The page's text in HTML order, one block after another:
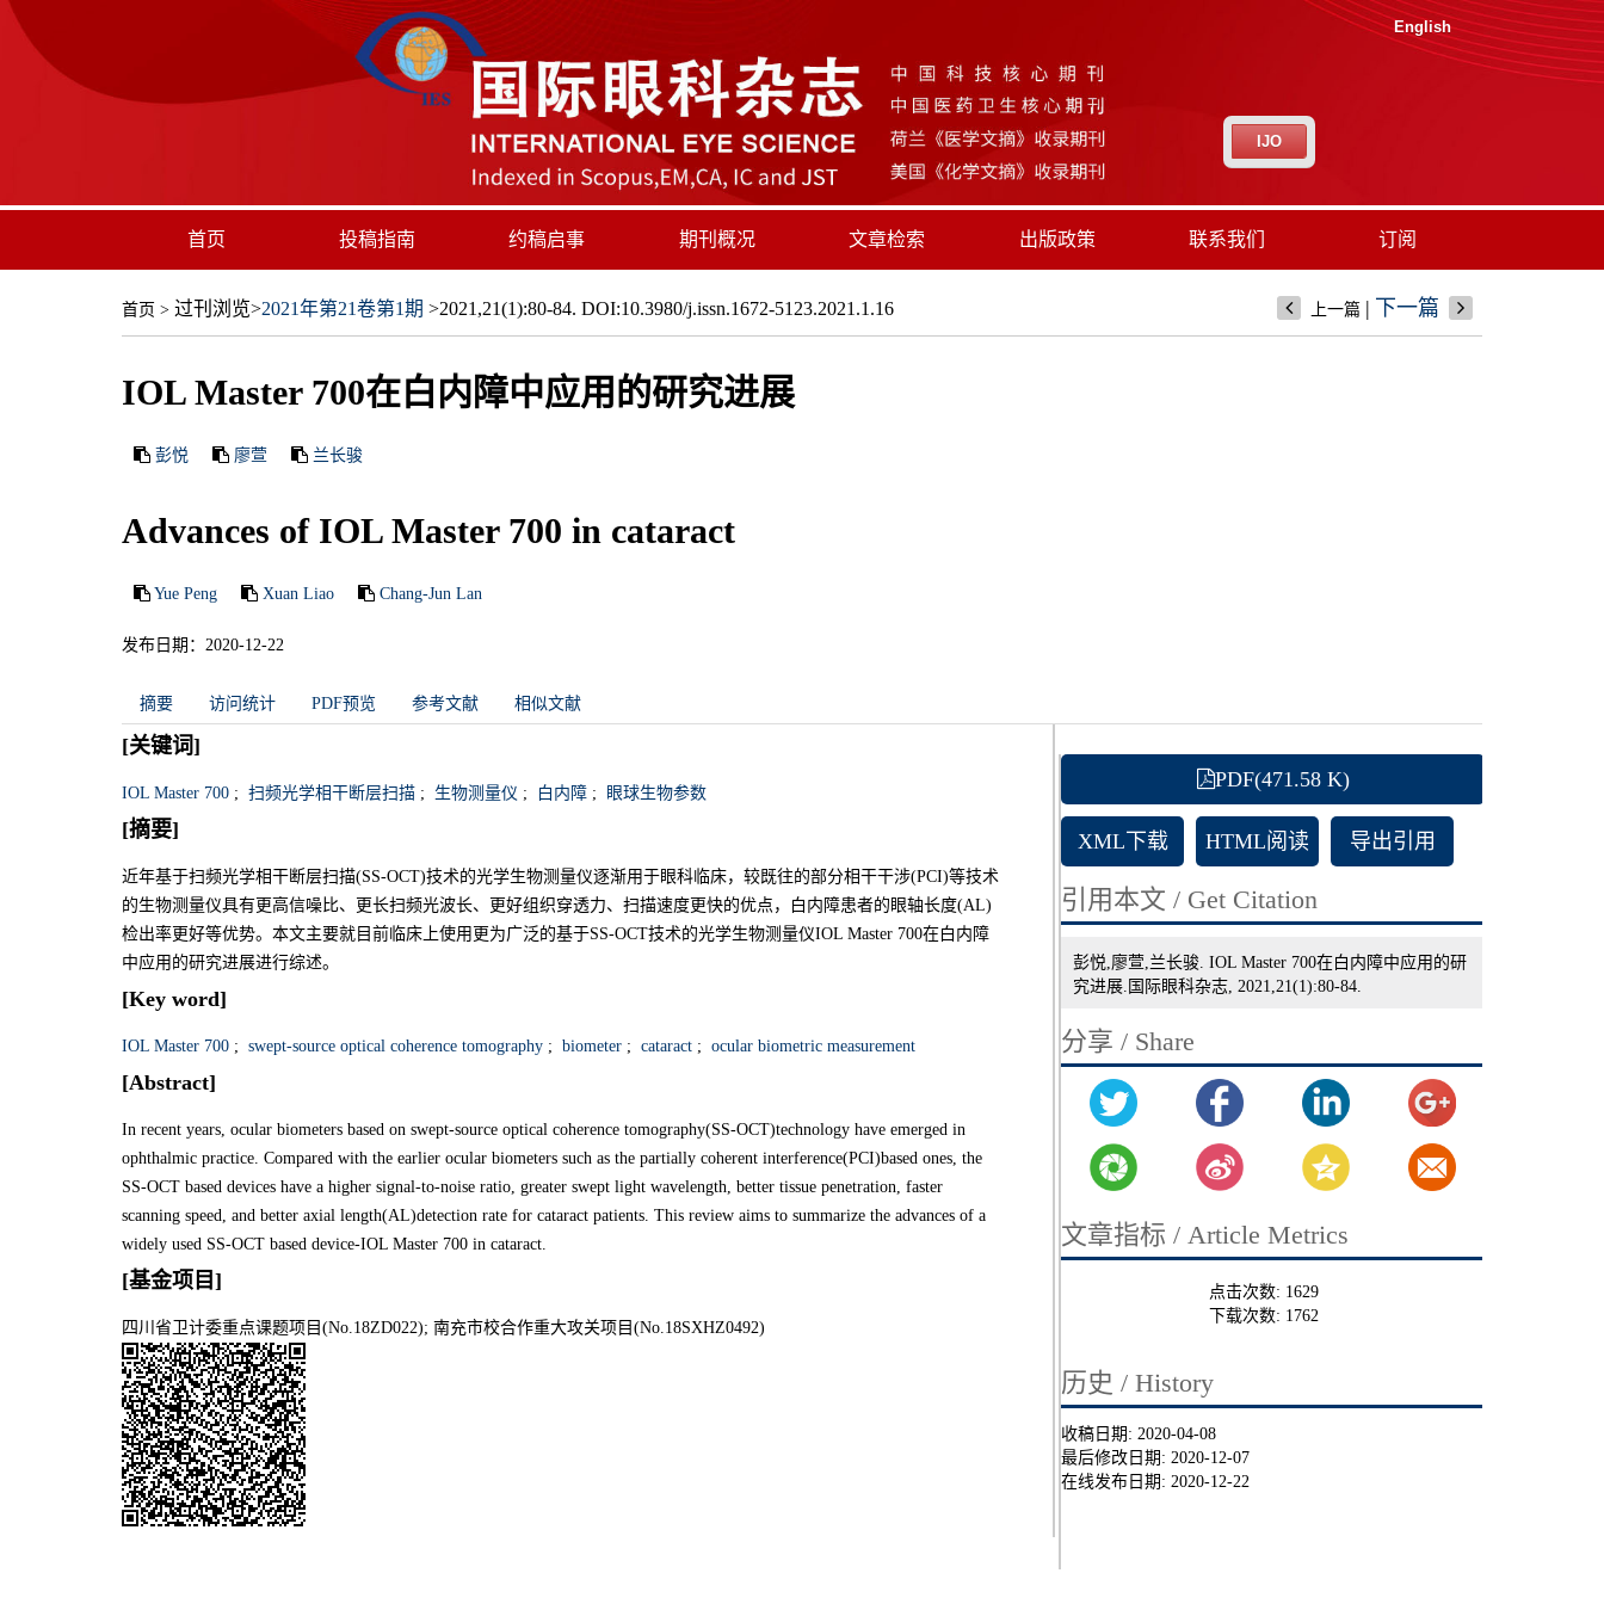
English
IJO
首页 投稿指南 约稿启事 期刊概况 文章检索 出版政策 联系我们 订阅
首页 > 过刊浏览>2021年第21卷第1期 >2021,21(1):80-84. DOI:10.3980/j.issn.1672-5123.2021.1.16 上一篇 | 下一篇
IOL Master 700在白内障中应用的研究进展
彭悦 廖萱 兰长骏
Advances of IOL Master 700 in cataract
Yue Peng Xuan Liao Chang-Jun Lan
发布日期：2020-12-22
摘要 访问统计 PDF预览 参考文献 相似文献
[关键词]
IOL Master 700 ; 扫频光学相干断层扫描 ; 生物测量仪 ; 白内障 ; 眼球生物参数
[摘要]
近年基于扫频光学相干断层扫描(SS-OCT)技术的光学生物测量仪逐渐用于眼科临床，较既往的部分相干干涉(PCI)等技术
的生物测量仪具有更高信噪比、更长扫频光波长、更好组织穿透力、扫描速度更快的优点，白内障患者的眼轴长度(AL)
检出率更好等优势。本文主要就目前临床上使用更为广泛的基于SS-OCT技术的光学生物测量仪IOL Master 700在白内障
中应用的研究进展进行综述。
[Key word]
IOL Master 700 ; swept-source optical coherence tomography ; biometer ; cataract ; ocular biometric measurement
[Abstract]
In recent years, ocular biometers based on swept-source optical coherence tomography(SS-OCT)technology have emerged in
ophthalmic practice. Compared with the earlier ocular biometers such as the partially coherent interference(PCI)based ones, the
SS-OCT based devices have a higher signal-to-noise ratio, greater swept light wavelength, better tissue penetration, faster
scanning speed, and better axial length(AL)detection rate for cataract patients. This review aims to summarize the advances of a
widely used SS-OCT based device-IOL Master 700 in cataract.
[基金项目]
四川省卫计委重点课题项目(No.18ZD022); 南充市校合作重大攻关项目(No.18SXHZ0492)
PDF(471.58 K)
XML下载 HTML阅读 导出引用
引用本文 / Get Citation
彭悦,廖萱,兰长骏. IOL Master 700在白内障中应用的研
究进展.国际眼科杂志, 2021,21(1):80-84.
分享 / Share
文章指标 / Article Metrics
点击次数: 1629
下载次数: 1762
历史 / History
收稿日期: 2020-04-08
最后修改日期: 2020-12-07
在线发布日期: 2020-12-22